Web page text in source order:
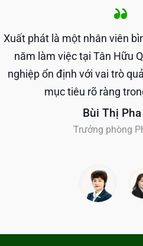
Xuất phát là một nhân viên
năm làm việc tại Tân Hữu
nghiệp ổn định với vai trò
mục tiêu rõ ràng
Bùi Thị
Trưởng phòng